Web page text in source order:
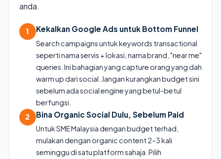
anda.
1 Kekalkan Google Ads untuk Bottom Funnel
Search campaigns untuk keywords transactional
seperti nama servis + lokasi, nama brand, "near me"
queries. Ini bahagian yang capture orang yang dah
warm up dari social. Jangan kurangkan budget sini
sebelum ada social engine yang betul-betul
berfungsi.
2
Bina Organic Social Dulu, Sebelum Paid
Untuk SME Malaysia dengan budget terhad,
mulakan dengan organic content 2–3 kali
seminggu di satu platform sahaja. Pilih